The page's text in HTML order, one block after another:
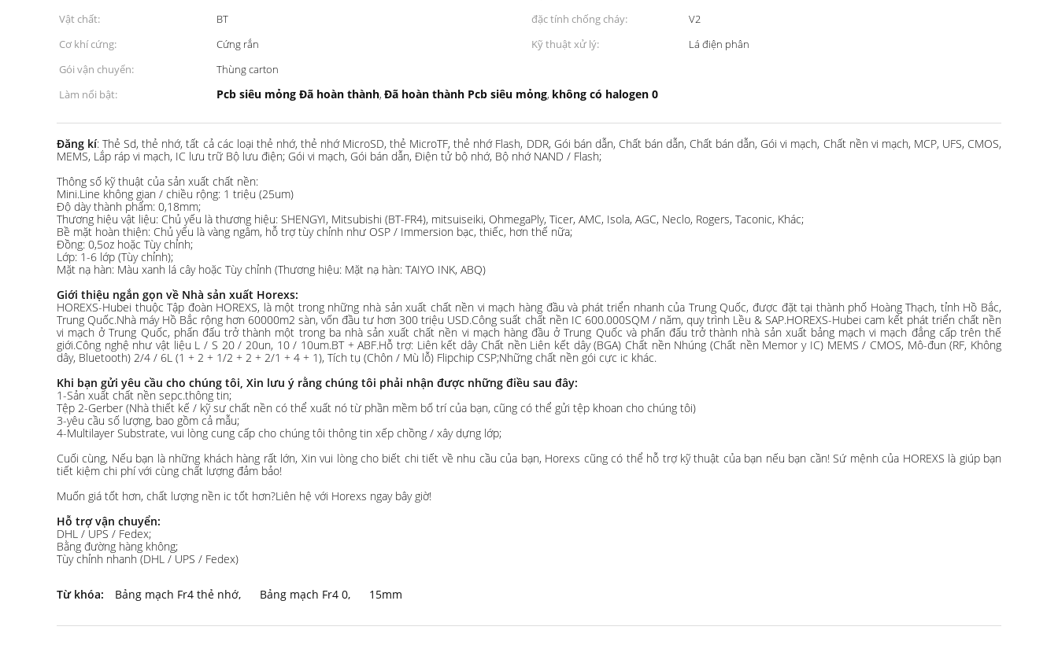
Vật chất:
BT đặc tính chống cháy:
V2
Cơ khí cứng:
Cứng rắn Kỹ thuật xử lý:
Lá điện phân
Gói vận chuyển:
Thùng carton
Làm nổi bật:
Pcb siêu mỏng Đã hoàn thành, Đã hoàn thành Pcb siêu mỏng, không có halogen 0
Đăng kí: Thẻ Sd, thẻ nhớ, tất cả các loại thẻ nhớ, thẻ nhớ MicroSD, thẻ MicroTF, thẻ nhớ Flash, DDR, Gói bán dẫn, Chất bán dẫn, Chất bán dẫn, Gói vi mạch, Chất nền vi mạch, MCP, UFS, CMOS,
MEMS, Lắp ráp vi mạch, IC lưu trữ Bộ lưu điện; Gói vi mạch, Gói bán dẫn, Điện tử bộ nhớ, Bộ nhớ NAND / Flash;
Thông số kỹ thuật của sản xuất chất nền:
Mini.Line không gian / chiều rộng: 1 triệu (25um)
Độ dày thành phẩm: 0,18mm;
Thương hiệu vật liệu: Chủ yếu là thương hiệu: SHENGYI, Mitsubishi (BT-FR4), mitsuiseiki, OhmegaPly, Ticer, AMC, Isola, AGC, Neclo, Rogers, Taconic, Khác;
Bề mặt hoàn thiện: Chủ yếu là vàng ngâm, hỗ trợ tùy chỉnh như OSP / Immersion bạc, thiếc, hơn thế nữa;
Đồng: 0,5oz hoặc Tùy chỉnh;
Lớp: 1-6 lớp (Tùy chỉnh);
Mặt nạ hàn: Màu xanh lá cây hoặc Tùy chỉnh (Thương hiệu: Mặt nạ hàn: TAIYO INK, ABQ)
Giới thiệu ngắn gọn về Nhà sản xuất Horexs:
HOREXS-Hubei thuộc Tập đoàn HOREXS, là một trong những nhà sản xuất chất nền vi mạch hàng đầu và phát triển nhanh của Trung Quốc, được đặt tại thành phố Hoàng Thạch, tỉnh Hồ Bắc,
Trung Quốc.Nhà máy Hồ Bắc rộng hơn 60000m2 sàn, vốn đầu tư hơn 300 triệu USD.Công suất chất nền IC 600.000SQM / năm, quy trình Lều & SAP.HOREXS-Hubei cam kết phát triển chất nền
vi mạch ở Trung Quốc, phấn đấu trở thành một trong ba nhà sản xuất chất nền vi mạch hàng đầu ở Trung Quốc và phấn đấu trở thành nhà sản xuất bảng mạch vi mạch đẳng cấp trên thế
giới.Công nghệ như vật liệu L / S 20 / 20un, 10 / 10um.BT + ABF.Hỗ trợ: Liên kết dây Chất nền Liên kết dây (BGA) Chất nền Nhúng (Chất nền Memor y IC) MEMS / CMOS, Mô-đun (RF, Không
dây, Bluetooth) 2/4 / 6L (1 + 2 + 1/2 + 2 + 2/1 + 4 + 1), Tích tụ (Chôn / Mù lỗ) Flipchip CSP;Những chất nền gói cực ic khác.
Khi bạn gửi yêu cầu cho chúng tôi, Xin lưu ý rằng chúng tôi phải nhận được những điều sau đây:
1-Sản xuất chất nền sepc.thông tin;
Tệp 2-Gerber (Nhà thiết kế / kỹ sư chất nền có thể xuất nó từ phần mềm bố trí của bạn, cũng có thể gửi tệp khoan cho chúng tôi)
3-yêu cầu số lượng, bao gồm cả mẫu;
4-Multilayer Substrate, vui lòng cung cấp cho chúng tôi thông tin xếp chồng / xây dựng lớp;
Cuối cùng, Nếu bạn là những khách hàng rất lớn, Xin vui lòng cho biết chi tiết về nhu cầu của bạn, Horexs cũng có thể hỗ trợ kỹ thuật của bạn nếu bạn cần! Sứ mệnh của HOREXS là giúp bạn
tiết kiệm chi phí với cùng chất lượng đảm bảo!
Muốn giá tốt hơn, chất lượng nền ic tốt hơn?Liên hệ với Horexs ngay bây giờ!
Hỗ trợ vận chuyển:
DHL / UPS / Fedex;
Bằng đường hàng không;
Tùy chỉnh nhanh (DHL / UPS / Fedex)
Từ khóa: Bảng mạch Fr4 thẻ nhớ, Bảng mạch Fr4 0, 15mm